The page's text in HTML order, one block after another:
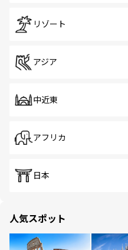
リゾート
アジア
中近東
アフリカ
日本
人気スポット